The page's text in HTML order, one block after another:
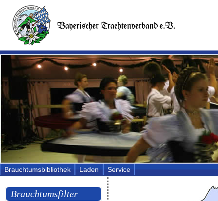
Brauchtumsbibliothek Laden Service
Brauchtumsfilter